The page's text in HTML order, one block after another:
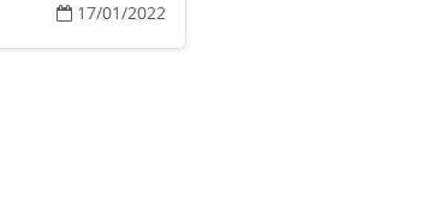
17/01/2022